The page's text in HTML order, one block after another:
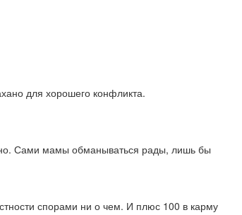
для хорошего конфликта.
Сами мамы обманываться рады, лишь бы
спорами ни о чем. И плюс 100 в карму